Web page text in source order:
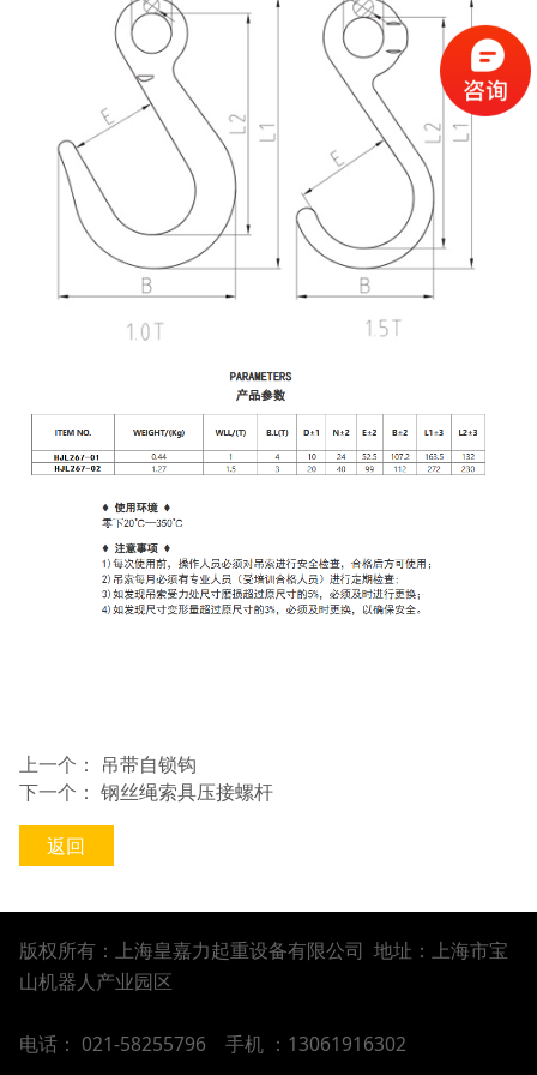
上一个： 吊带自锁钩
下一个： 钢丝绳索具压接螺杆
返回
版权所有：上海皇嘉力起重设备有限公司 地址：上海市宝
山机器人产业园区
电话： 021-58255796 手机 ：13061916302